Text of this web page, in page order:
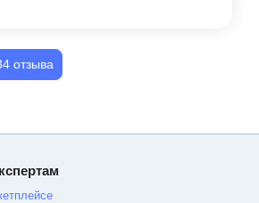
отзыва